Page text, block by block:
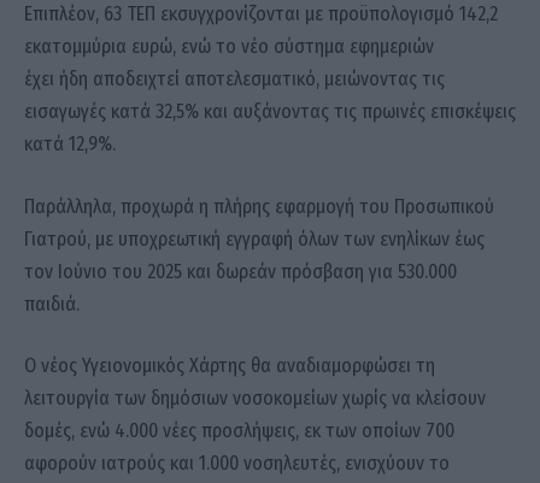
Επιπλέον, 63 ΤΕΠ εκσυγχρονίζονται με προϋπολογισμό 142,2
εκατομμύρια ευρώ, ενώ το νέο σύστημα εφημεριών
έχει ήδη αποδειχτεί αποτελεσματικό, μειώνοντας τις
εισαγωγές κατά 32,5% και αυξάνοντας τις πρωινές επισκέψεις
κατά 12,9%.
Παράλληλα, προχωρά η πλήρης εφαρμογή του Προσωπικού
Γιατρού, με υποχρεωτική εγγραφή όλων των ενηλίκων έως
τον Ιούνιο του 2025 και δωρεάν πρόσβαση για 530.000
παιδιά.
O νέος Υγειονομικός Χάρτης θα αναδιαμορφώσει τη
λειτουργία των δημόσιων νοσοκομείων χωρίς να κλείσουν
δομές, ενώ 4.000 νέες προσλήψεις, εκ των οποίων 700
αφορούν ιατρούς και 1.000 νοσηλευτές, ενισχύουν το